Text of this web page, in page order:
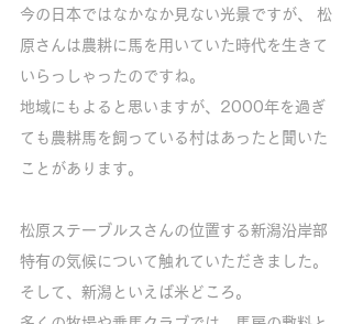
今の日本ではなかなか見ない光景ですが、 松
原さんは農耕に馬を用いていた時代を生きて
いらっしゃったのですね。
地域にもよると思いますが、2000年を過ぎ
ても農耕馬を飼っている村はあったと聞いた
ことがあります。
松原ステーブルスさんの位置する新潟沿岸部
特有の気候について触れていただきました。
そして、新潟といえば米どころ。